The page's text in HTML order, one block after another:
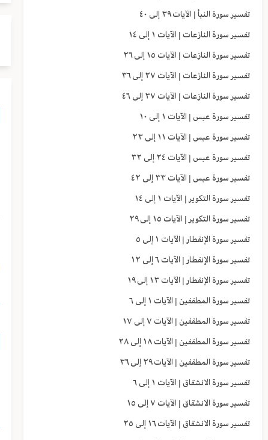
تفسير سورة النبأ | الآيات ٣٩ إلى ٤٠
تفسير سورة النازعات | الآيات ١ إلى ١٤
تفسير سورة النازعات | الآيات ١٥ إلى ٢٦
تفسير سورة النازعات | الآيات ٢٧ إلى ٣٦
تفسير سورة النازعات | الآيات ٣٧ إلى ٤٦
تفسير سورة عبس | الآيات ١ إلى ١٠
تفسير سورة عبس | الآيات ١١ إلى ٢٣
تفسير سورة عبس | الآيات ٢٤ إلى ٣٢
تفسير سورة عبس | الآيات ٣٣ إلى ٤٢
تفسير سورة التكوير | الآيات ١ إلى ١٤
تفسير سورة التكوير | الآيات ١٥ إلى ٢٩
تفسير سورة الإنفطار | الآيات ١ إلى ٥
تفسير سورة الإنفطار | الآيات ٦ إلى ١٢
تفسير سورة الإنفطار | الآيات ١٣ إلى ١٩
تفسير سورة المطففين | الآيات ١ إلى ٦
تفسير سورة المطففين | الآيات ٧ إلى ١٧
تفسير سورة المطففين | الآيات ١٨ إلى ٢٨
تفسير سورة المطففين | الآيات ٢٩ إلى ٣٦
تفسير سورة الانشقاق | الآيات ١ إلى ٦
تفسير سورة الانشقاق | الآيات ٧ إلى ١٥
تفسير سورة الانشقاق | الآيات ١٦ إلى ٢٥